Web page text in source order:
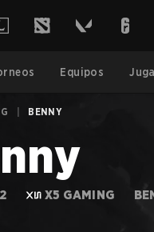
Equipos
BENNY
X5 GAMING